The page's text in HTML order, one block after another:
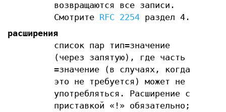
возвращаются все записи.
Смотрите RFC 2254раздел 4.
расширения
список пар тип=значение
(через запятую), где часть
=значение (в случаях, когда
это не требуется) может не
употребляться. Расширение с
приставкой «!» обязательно;